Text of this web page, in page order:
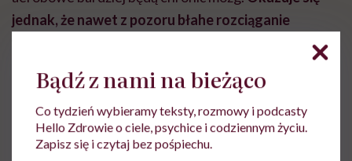
jednak, że nawet z pozoru błahe rozciąganie
To bardzo
seniorów.
Dr Laura Baker, główna autorka badania, w rozmowie
z zagranicznymi mediami powiedziała, że dorośli
Bądź z nami na bieżąco
Co tydzień wybieramy teksty, rozmowy i podcasty
Hello Zdrowie o ciele, psychice i codziennym życiu.
Zapisz się i czytaj bez pośpiechu.